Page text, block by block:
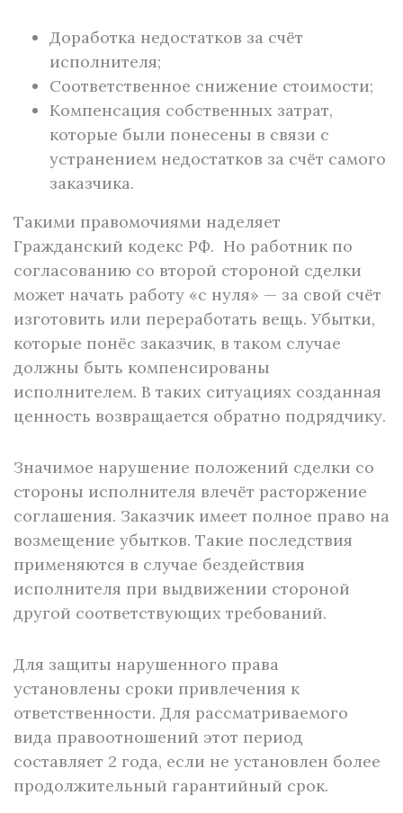
Доработка недостатков за счёт
исполнителя;
Соответственное снижение стоимости;
Компенсация собственных затрат,
которые были понесены в связи с
устранением недостатков за счёт самого
заказчика.
Такими правомочиями наделяет
Гражданский кодекс РФ. Но работник по
согласованию со второй стороной сделки
может начать работу «с нуля» — за свой счёт
изготовить или переработать вещь. Убытки,
которые понёс заказчик, в таком случае
должны быть компенсированы
исполнителем. В таких ситуациях созданная
ценность возвращается обратно подрядчику.
Значимое нарушение положений сделки со
стороны исполнителя влечёт расторжение
соглашения. Заказчик имеет полное право на
возмещение убытков. Такие последствия
применяются в случае бездействия
исполнителя при выдвижении стороной
другой соответствующих требований.
Для защиты нарушенного права
установлены сроки привлечения к
ответственности. Для рассматриваемого
вида правоотношений этот период
составляет 2 года, если не установлен более
продолжительный гарантийный срок.